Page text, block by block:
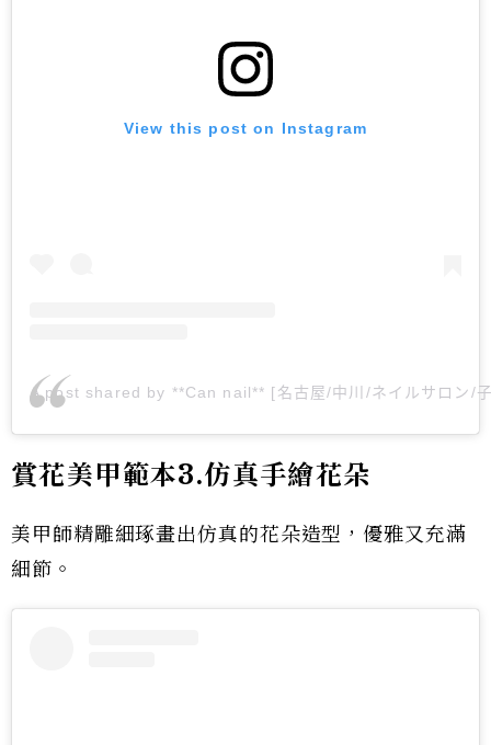
View this post on Instagram
A post shared by **Can nail** [名古屋/中川/ネイルサロン/
賞花美甲範本3.仿真手繪花朵
美甲師精雕細琢畫出仿真的花朵造型，優雅又充滿
細節。